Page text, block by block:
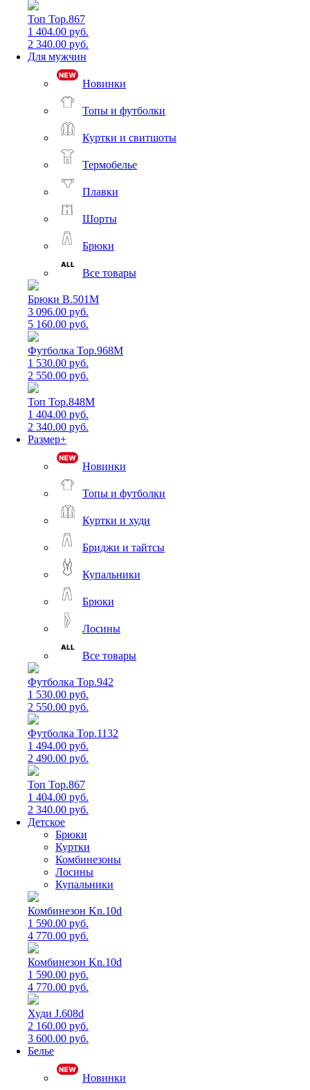
Топ Top.867
1 404.00 руб.
2 340.00 руб.
Для мужчин
Новинки
Топы и футболки
Куртки и свитшоты
Термобелье
Плавки
Шорты
Брюки
Все товары
Брюки B.501M
3 096.00 руб.
5 160.00 руб.
Футболка Top.968M
1 530.00 руб.
2 550.00 руб.
Топ Top.848M
1 404.00 руб.
2 340.00 руб.
Размер+
Новинки
Топы и футболки
Куртки и худи
Бриджи и тайтсы
Купальники
Брюки
Лосины
Все товары
Футболка Top.942
1 530.00 руб.
2 550.00 руб.
Футболка Top.1132
1 494.00 руб.
2 490.00 руб.
Топ Top.867
1 404.00 руб.
2 340.00 руб.
Детское
Брюки
Куртки
Комбинезоны
Лосины
Купальники
Комбинезон Kn.10d
1 590.00 руб.
4 770.00 руб.
Комбинезон Kn.10d
1 590.00 руб.
4 770.00 руб.
Худи J.608d
2 160.00 руб.
3 600.00 руб.
Белье
Новинки